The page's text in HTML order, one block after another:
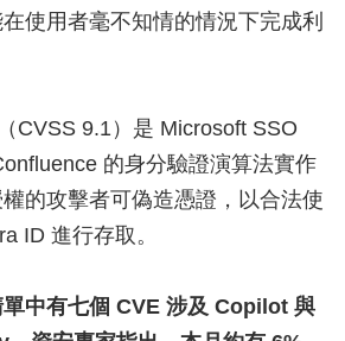
使用者毫不知情的情況下完成利
CVSS 9.1）是 Microsoft SSO
的身分驗證演算法實作
的攻擊者可偽造憑證，以合法使
ID 進行存取。
中有七個 CVE 涉及 Copilot 與